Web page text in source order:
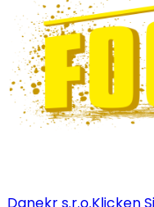
Danekr s.r.o.Klicken